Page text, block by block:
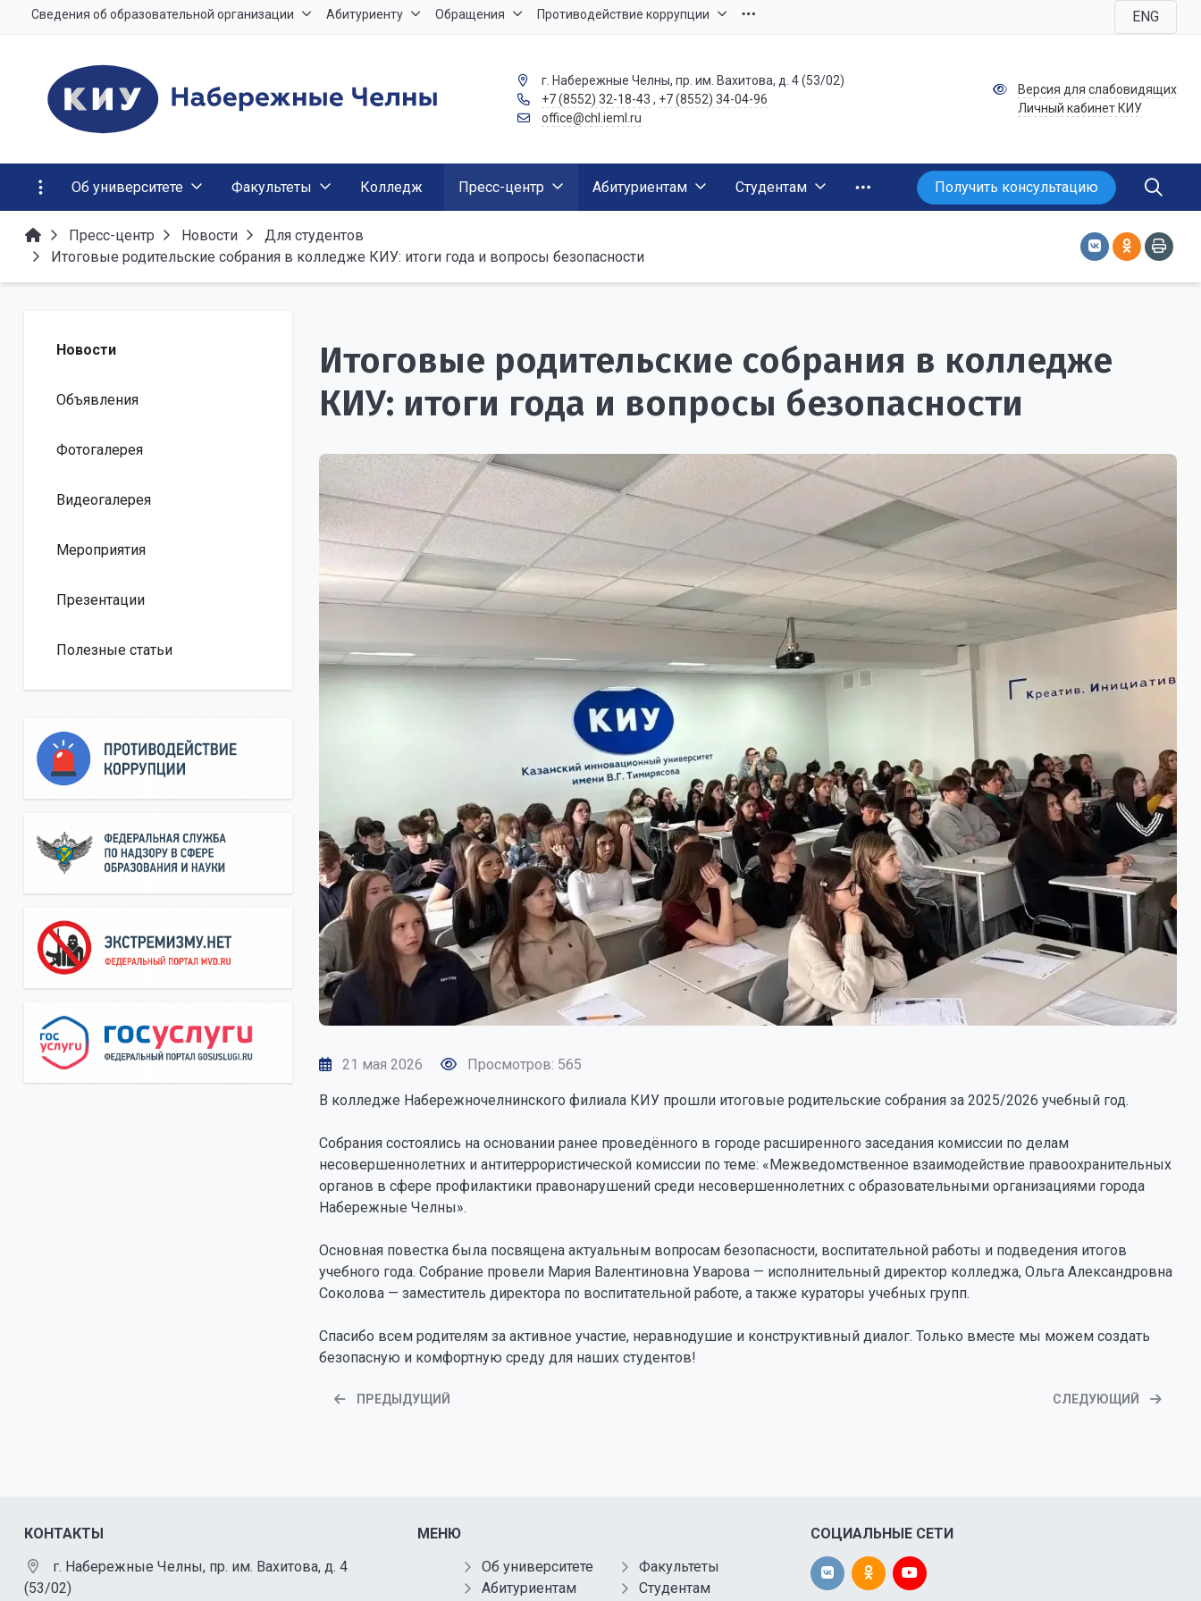
Сведения об образовательной организации Абитуриенту Обращения Противодействие коррупции ENG
г. Набережные Челны, пр. им. Вахитова, д. 4 (53/02)
+7 (8552) 32-18-43 , +7 (8552) 34-04-96
office@chl.ieml.ru
Версия для слабовидящих
Личный кабинет КИУ
Об университете Факультеты Колледж Пресс-центр Абитуриентам Студентам Получить консультацию
Пресс-центр Новости
Для студентов
Итоговые родительские собрания в колледже КИУ: итоги года и вопросы безопасности
Новости
Объявления
Фотогалерея
Видеогалерея
Мероприятия
Презентации
Полезные статьи
Итоговые родительские собрания в колледже
КИУ: итоги года и вопросы безопасности
21 мая 2026 Просмотров: 565
В колледже Набережночелнинского филиала КИУ прошли итоговые родительские собрания за 2025/2026 учебный год.
Собрания состоялись на основании ранее проведённого в городе расширенного заседания комиссии по делам
несовершеннолетних и антитеррористической комиссии по теме: «Межведомственное взаимодействие правоохранительных
органов в сфере профилактики правонарушений среди несовершеннолетних с образовательными организациями города
Набережные Челны».
Основная повестка была посвящена актуальным вопросам безопасности, воспитательной работы и подведения итогов
учебного года. Собрание провели Мария Валентиновна Уварова — исполнительный директор колледжа, Ольга Александровна
Соколова — заместитель директора по воспитательной работе, а также кураторы учебных групп.
Спасибо всем родителям за активное участие, неравнодушие и конструктивный диалог. Только вместе мы можем создать
безопасную и комфортную среду для наших студентов!
ПРЕДЫДУЩИЙ СЛЕДУЮЩИЙ
КОНТАКТЫ
г. Набережные Челны, пр. им. Вахитова, д. 4
(53/02)
МЕНЮ
Об университете
Факультеты
Абитуриентам
Студентам
СОЦИАЛЬНЫЕ СЕТИ